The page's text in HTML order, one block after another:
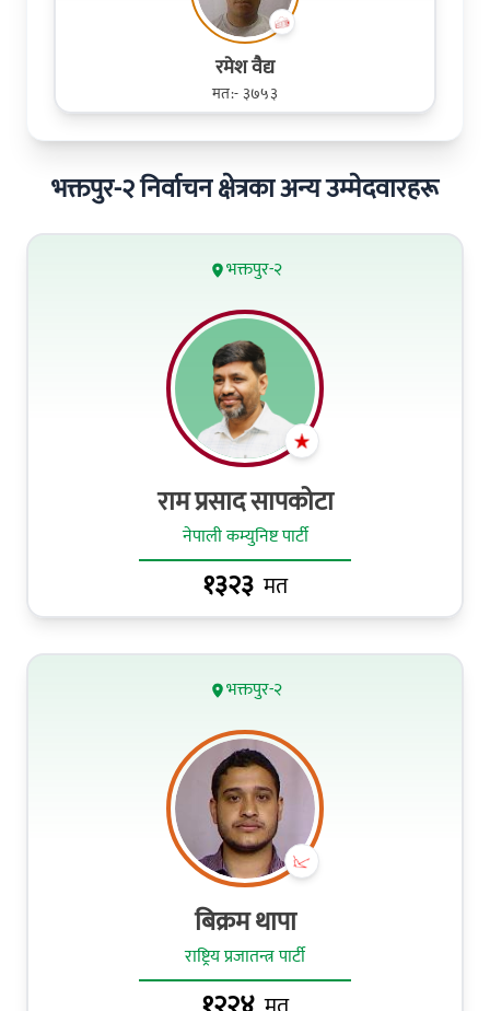
रमेश व‌ैद्य
मत:- ३७५३
भक्तपुर-२ निर्वाचन क्षेत्रका अन्य उम्मेदवारहरू
भक्तपुर-२
राम प्रसाद सापकोटा
नेपाली कम्युनिष्ट पार्टी
१३२३ मत
भक्तपुर-२
बिक्रम थापा
राष्ट्रिय प्रजातन्त्र पार्टी